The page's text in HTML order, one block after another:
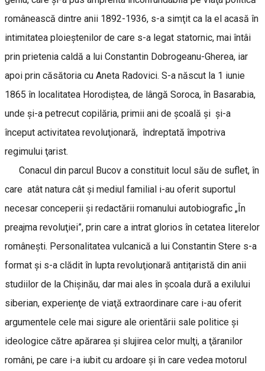
românească dintre anii 1892-1936, s-a simţit ca la el acasă în
intimitatea ploieştenilor de care s-a legat statornic, mai întâi
prin prietenia caldă a lui Constantin Dobrogeanu-Gherea, iar
apoi prin căsătoria cu Aneta Radovici. S-a născut la 1 iunie
1865 în localitatea Horodiştea, de lângă Soroca, în Basarabia,
unde şi-a petrecut copilăria, primii ani de şcoală şi şi-a
început activitatea revoluţionară, îndreptată împotriva
regimului ţarist.
Conacul din parcul Bucov a constituit locul său de suflet, în
care atât natura cât şi mediul familial i-au oferit suportul
necesar conceperii şi redactării romanului autobiografic „În
preajma revoluţiei”, prin care a intrat glorios în cetatea literelor
româneşti. Personalitatea vulcanică a lui Constantin Stere s-a
format şi s-a clădit în lupta revoluţionară antiţaristă din anii
studiilor de la Chişinău, dar mai ales în şcoala dură a exilului
siberian, experienţe de viaţă extraordinare care i-au oferit
argumentele cele mai sigure ale orientării sale politice şi
ideologice către apărarea şi slujirea celor mulţi, a ţăranilor
români, pe care i-a iubit cu ardoare şi în care vedea motorul